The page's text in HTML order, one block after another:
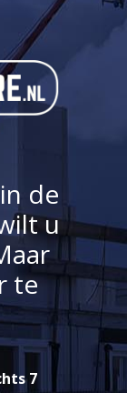
de
u
te
7